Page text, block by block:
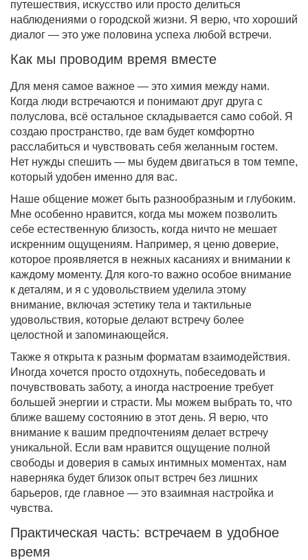
путешествия, искусство или просто делиться
наблюдениями о городской жизни. Я верю, что хороший
диалог — это уже половина успеха любой встречи.
Как мы проводим время вместе
Для меня самое важное — это химия между нами.
Когда люди встречаются и понимают друг друга с
полуслова, всё остальное складывается само собой. Я
создаю пространство, где вам будет комфортно
расслабиться и чувствовать себя желанным гостем.
Нет нужды спешить — мы будем двигаться в том темпе,
который удобен именно для вас.
Наше общение может быть разнообразным и глубоким.
Мне особенно нравится, когда мы можем позволить
себе естественную близость, когда ничто не мешает
искренним ощущениям. Например, я ценю доверие,
которое проявляется в нежных касаниях и внимании к
каждому моменту. Для кого-то важно особое внимание
к деталям, и я с удовольствием уделила этому
внимание, включая эстетику тела и тактильные
удовольствия, которые делают встречу более
целостной и запоминающейся.
Также я открыта к разным форматам взаимодействия.
Иногда хочется просто отдохнуть, побеседовать и
почувствовать заботу, а иногда настроение требует
большей энергии и страсти. Мы можем выбрать то, что
ближе вашему состоянию в этот день. Я верю, что
внимание к вашим предпочтениям делает встречу
уникальной. Если вам нравится ощущение полной
свободы и доверия в самых интимных моментах, нам
наверняка будет близок опыт встреч без лишних
барьеров, где главное — это взаимная настройка и
чувства.
Практическая часть: встречаем в удобное
время